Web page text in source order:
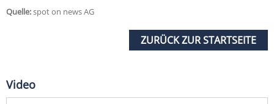
Quelle:spot on news AG
ZURÜCK ZUR STARTSEITE
Video